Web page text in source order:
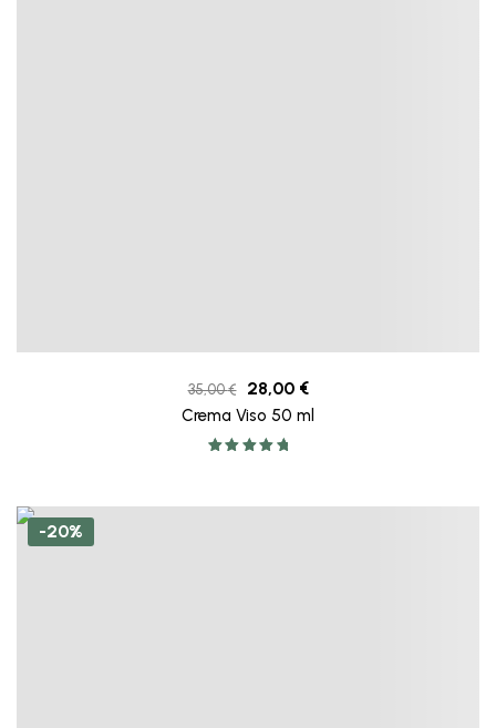
35,00€ 28,00 €
Crema Viso 50 ml
-20%